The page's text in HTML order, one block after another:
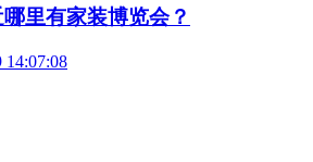
里有家装博览会？
14:07:08